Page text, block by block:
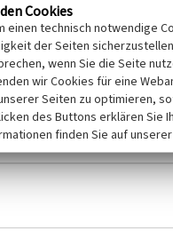
E-Mail-Adresse. Ihre
des
beachten Sie bitte
Cookies
einen technisch notwendige
der Seiten
wenn Sie die Seite
wir Cookies für eine
Seiten zu optimieren,
des Buttons erklären Sie
finden Sie auf